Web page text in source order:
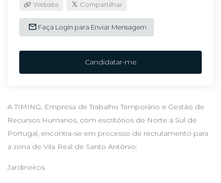
Website Compartilhar
Faça Login para Enviar Mensagem
Candidatar-me
A TIMING, Empresa de Trabalho Temporário e Gestão de
Recursos Humanos, com escritórios de Norte a Sul de
Portugal, encontra-se em processo de recrutamento para
a zona de Vila Real de Santo António:
Jardineiros